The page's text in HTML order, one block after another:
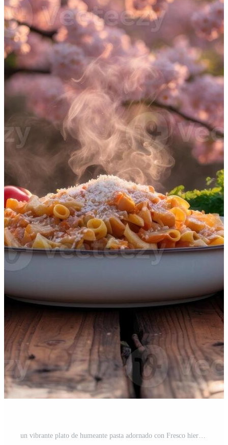
un vibrante plato de humeante pasta adornado con Fresco hierbas y rodeado por vistoso campana pimientos debajo Cereza flores a puesta de sol Foto Pro